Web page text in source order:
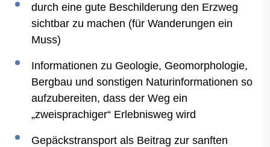
durch eine gute Beschilderung den Erzweg
sichtbar zu machen (für Wanderungen ein
Muss)
Informationen zu Geologie, Geomorphologie,
Bergbau und sonstigen Naturinformationen so
aufzubereiten, dass der Weg ein
„zweisprachiger“ Erlebnisweg wird
Gepäckstransport als Beitrag zur sanften